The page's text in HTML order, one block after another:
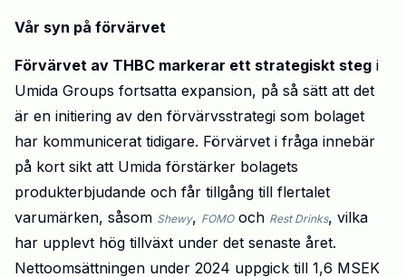
Vår syn på förvärvet
Förvärvet av THBC markerar ett strategiskt steg i
Umida Groups fortsatta expansion, på så sätt att det
är en initiering av den förvärvsstrategi som bolaget
har kommunicerat tidigare. Förvärvet i fråga innebär
på kort sikt att Umida förstärker bolagets
produkterbjudande och får tillgång till flertalet
varumärken, såsom Shewy, FOMOoch Rest Drinks, vilka
har upplevt hög tillväxt under det senaste året.
Nettoomsättningen under 2024 uppgick till 1,6 MSEK